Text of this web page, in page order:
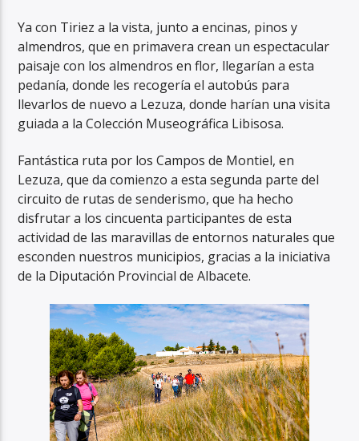
Ya con Tiriez a la vista, junto a encinas, pinos y
almendros, que en primavera crean un espectacular
paisaje con los almendros en flor, llegarían a esta
pedanía, donde les recogería el autobús para
llevarlos de nuevo a Lezuza, donde harían una visita
guiada a la Colección Museográfica Libisosa.
Fantástica ruta por los Campos de Montiel, en
Lezuza, que da comienzo a esta segunda parte del
circuito de rutas de senderismo, que ha hecho
disfrutar a los cincuenta participantes de esta
actividad de las maravillas de entornos naturales que
esconden nuestros municipios, gracias a la iniciativa
de la Diputación Provincial de Albacete.